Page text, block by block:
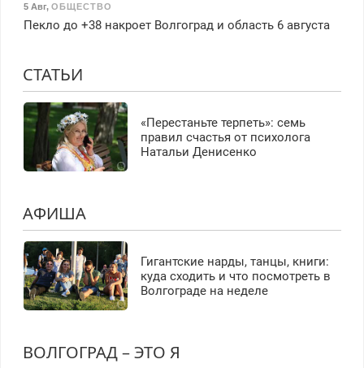
5 Авг, ОБЩЕСТВО
Пекло до +38 накроет Волгоград и область 6 августа
СТАТЬИ
«Перестаньте терпеть»: семь
правил счастья от психолога
Натальи Денисенко
АФИША
Гигантские нарды, танцы, книги:
куда сходить и что посмотреть в
Волгограде на неделе
ВОЛГОГРАД – ЭТО Я